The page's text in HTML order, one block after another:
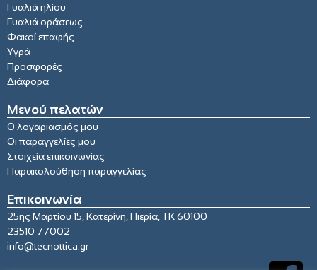
Γυαλιά ηλίου
Γυαλιά οράσεως
Φακοί επαφής
Υγρά
Προσφορές
Διάφορα
Μενού πελατών
Ο λογαριασμός μου
Οι παραγγελίες μου
Στοιχεία επικοινωνίας
Παρακολούθηση παραγγελίας
Επικοινωνία
25ης Μαρτίου 15, Κατερίνη, Πιερία, ΤΚ 60100
23510 77002
info@tecnottica.gr